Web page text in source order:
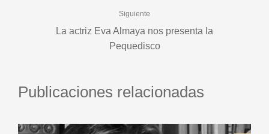
Siguiente
La actriz Eva Almaya nos presenta la
Pequedisco
Publicaciones relacionadas